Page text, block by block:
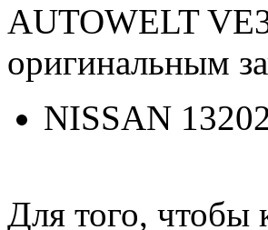
AUTOWELT
оригинальным
NISSAN
Для того, чтобы